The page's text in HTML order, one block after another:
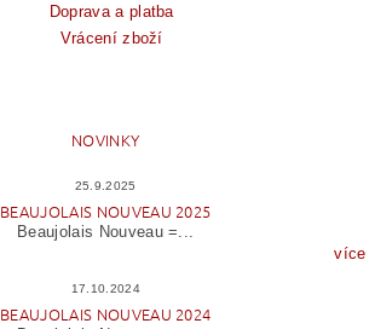
Doprava a platba
Vrácení zboží
NOVINKY
25.9.2025
BEAUJOLAIS NOUVEAU 2025
Beaujolais Nouveau =...
více
17.10.2024
BEAUJOLAIS NOUVEAU 2024